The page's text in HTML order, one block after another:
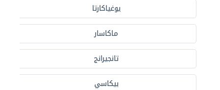
يوغياكارتا
ماكاسار
تانجيرانج
بيكاسي